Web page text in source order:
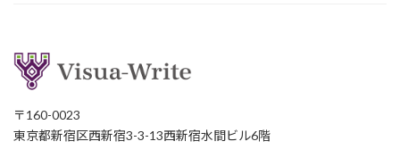
〒160-0023
東京都新宿区西新宿3-3-13西新宿水間ビル6階